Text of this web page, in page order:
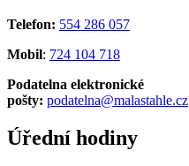
Telefon: 554 286 057
Mobil: 724 104 718
Podatelna elektronické
pošty: podatelna@malastahle.cz
Úřední hodiny